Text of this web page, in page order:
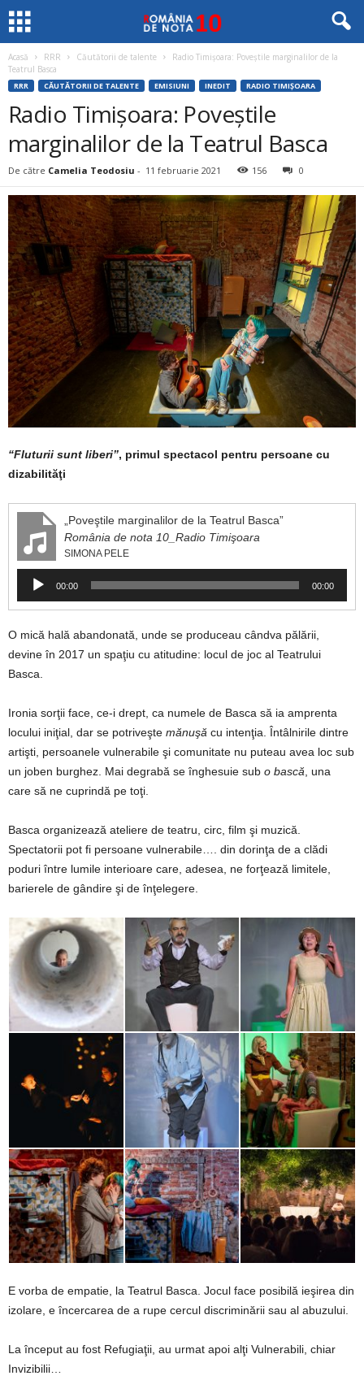
Acasă RRR Căutătorii de talente
Radio Timişoara: Poveştile marginalilor de la
Teatrul Basca
RRR CĂUTĂTORII DE TALENTE EMISIUNI INEDIT RADIO TIMIȘOARA
Radio Timişoara: Poveştile
marginalilor de la Teatrul Basca
De către Camelia Teodosiu - 11 februarie 2021 156 0
“Fluturii sunt liberi”, primul spectacol pentru persoane cu
dizabilităţi
„Poveştile marginalilor de la Teatrul Basca”
România de nota 10_Radio Timişoara
SIMONA PELE
Player
audio
00:00 00:00
O mică hală abandonată, unde se produceau cândva pălării,
devine în 2017 un spaţiu cu atitudine: locul de joc al Teatrului
Basca.
Ironia sorţii face, ce-i drept, ca numele de Basca să ia amprenta
locului iniţial, dar se potriveşte mănuşă cu intenţia. Întâlnirile dintre
artişti, persoanele vulnerabile şi comunitate nu puteau avea loc sub
un joben burghez. Mai degrabă se înghesuie sub o bască , una
care să ne cuprindă pe toţi.
Basca organizează ateliere de teatru, circ, film şi muzică.
Spectatorii pot fi persoane vulnerabile…. din dorinţa de a clădi
poduri între lumile interioare care, adesea, ne forţează limitele,
barierele de gândire şi de înţelegere.
E vorba de empatie, la Teatrul Basca. Jocul face posibilă ieşirea din
izolare, e încercarea de a rupe cercul discriminării sau al abuzului.
La început au fost Refugiaţii, au urmat apoi alţi Vulnerabili, chiar
Invizibilii…